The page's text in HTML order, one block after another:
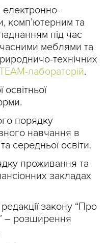
комп’ютерним та
під час
меблями та
технічних
лабораторій.
порядку
навчання в
середньої освіти.
проживання та
закладах
закону “Про
– розширення